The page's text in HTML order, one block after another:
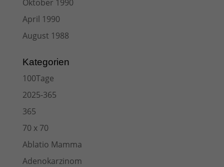
Oktober 1990
April 1990
August 1988
Kategorien
100Tage
2025-365
365
70 x 70
Ablatio Mamma
Adenokarzinom